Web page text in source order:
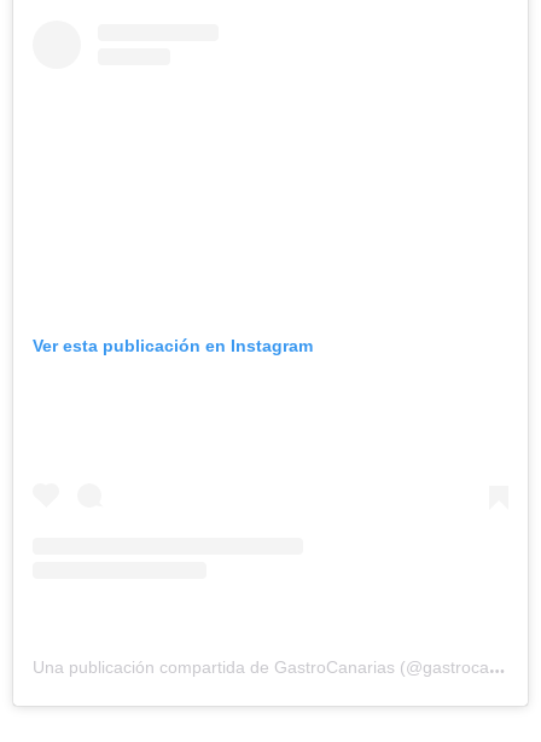
Ver esta publicación en Instagram
Una publicación compartida de GastroCanarias (@gastrocanarias)